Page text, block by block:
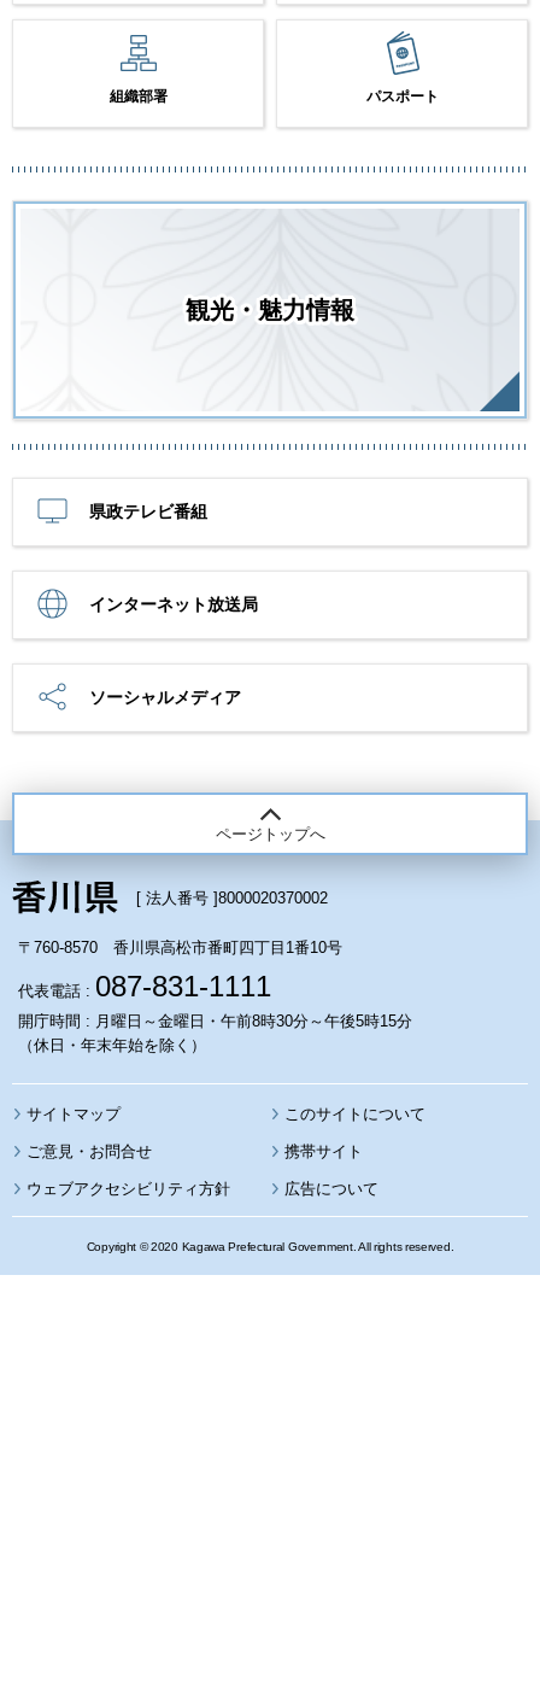
組織部署 パスポート
観光・魅力情報
県政テレビ番組
インターネット放送局
ソーシャルメディア
ページトップへ
[ 法人番号 ]8000020370002
〒760-8570 香川県高松市番町四丁目1番10号
代表電話 : 087-831-1111
開庁時間 : 月曜日～金曜日・午前8時30分～午後5時15分
（休日・年末年始を除く）
サイトマップ このサイトについて
携帯サイト
ウェブアクセシビリティ方針 広告について
Copyright © 2020 Kagawa Prefectural Government. All rights reserved.